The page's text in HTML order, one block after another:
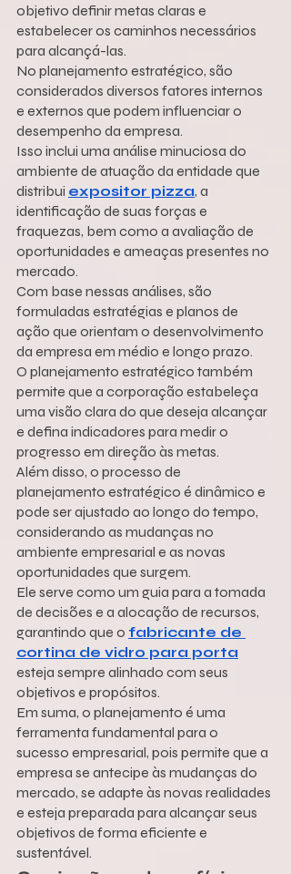
objetivo definir metas claras e
estabelecer os caminhos necessários
para alcançá-las.
No planejamento estratégico, são
considerados diversos fatores internos
e externos que podem influenciar o
desempenho da empresa.
Isso inclui uma análise minuciosa do
ambiente de atuação da entidade que
distribui expositor pizza, a
identificação de suas forças e
fraquezas, bem como a avaliação de
oportunidades e ameaças presentes no
mercado.
Com base nessas análises, são
formuladas estratégias e planos de
ação que orientam o desenvolvimento
da empresa em médio e longo prazo.
O planejamento estratégico também
permite que a corporação estabeleça
uma visão clara do que deseja alcançar
e defina indicadores para medir o
progresso em direção às metas.
Além disso, o processo de
planejamento estratégico é dinâmico e
pode ser ajustado ao longo do tempo,
considerando as mudanças no
ambiente empresarial e as novas
oportunidades que surgem.
Ele serve como um guia para a tomada
de decisões e a alocação de recursos,
garantindo que o fabricante de
cortina de vidro para porta
esteja sempre alinhado com seus
objetivos e propósitos.
Em suma, o planejamento é uma
ferramenta fundamental para o
sucesso empresarial, pois permite que a
empresa se antecipe às mudanças do
mercado, se adapte às novas realidades
e esteja preparada para alcançar seus
objetivos de forma eficiente e
sustentável.